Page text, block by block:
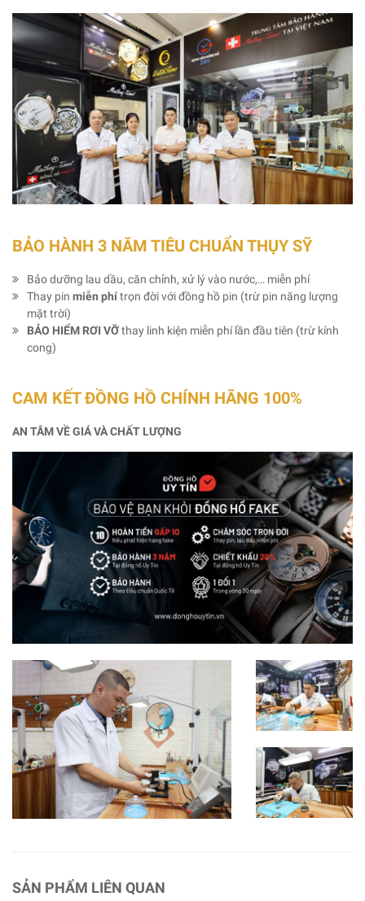
BẢO HÀNH 3 NĂM TIÊU CHUẨN THỤY SỸ
Bảo dưỡng lau dầu, căn chỉnh, xử lý vào nước,… miễn phí
Thay pin miễn phítrọn đời với đồng hồ pin (trừ pin năng lượng
mặt trời)
BẢO HIỂM RƠI VỠthay linh kiện miễn phí lần đầu tiên (trừ kính
cong)
CAM KẾT ĐỒNG HỒ CHÍNH HÃNG 100%
AN TÂM VỀ GIÁ VÀ CHẤT LƯỢNG
SẢN PHẨM LIÊN QUAN